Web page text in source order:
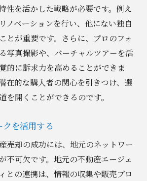
性を活かした戦略が必要です。例え
ノベーションを行い、他にない独自
とが重要です。さらに、プロのフォ
写真撮影や、バーチャルツアーを活
的に訴求力を高めることができま
在的な購入者の関心を引きつけ、選
を開くことができるのです。
を活用する
売却の成功には、地元のネットワー
不可欠です。地元の不動産エージェ
との連携は、情報の収集や販売プロ